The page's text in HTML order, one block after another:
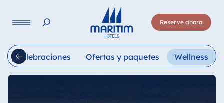
Reserve ahora
Italiano
y celebraciones Ofertas y paquetes Wellness